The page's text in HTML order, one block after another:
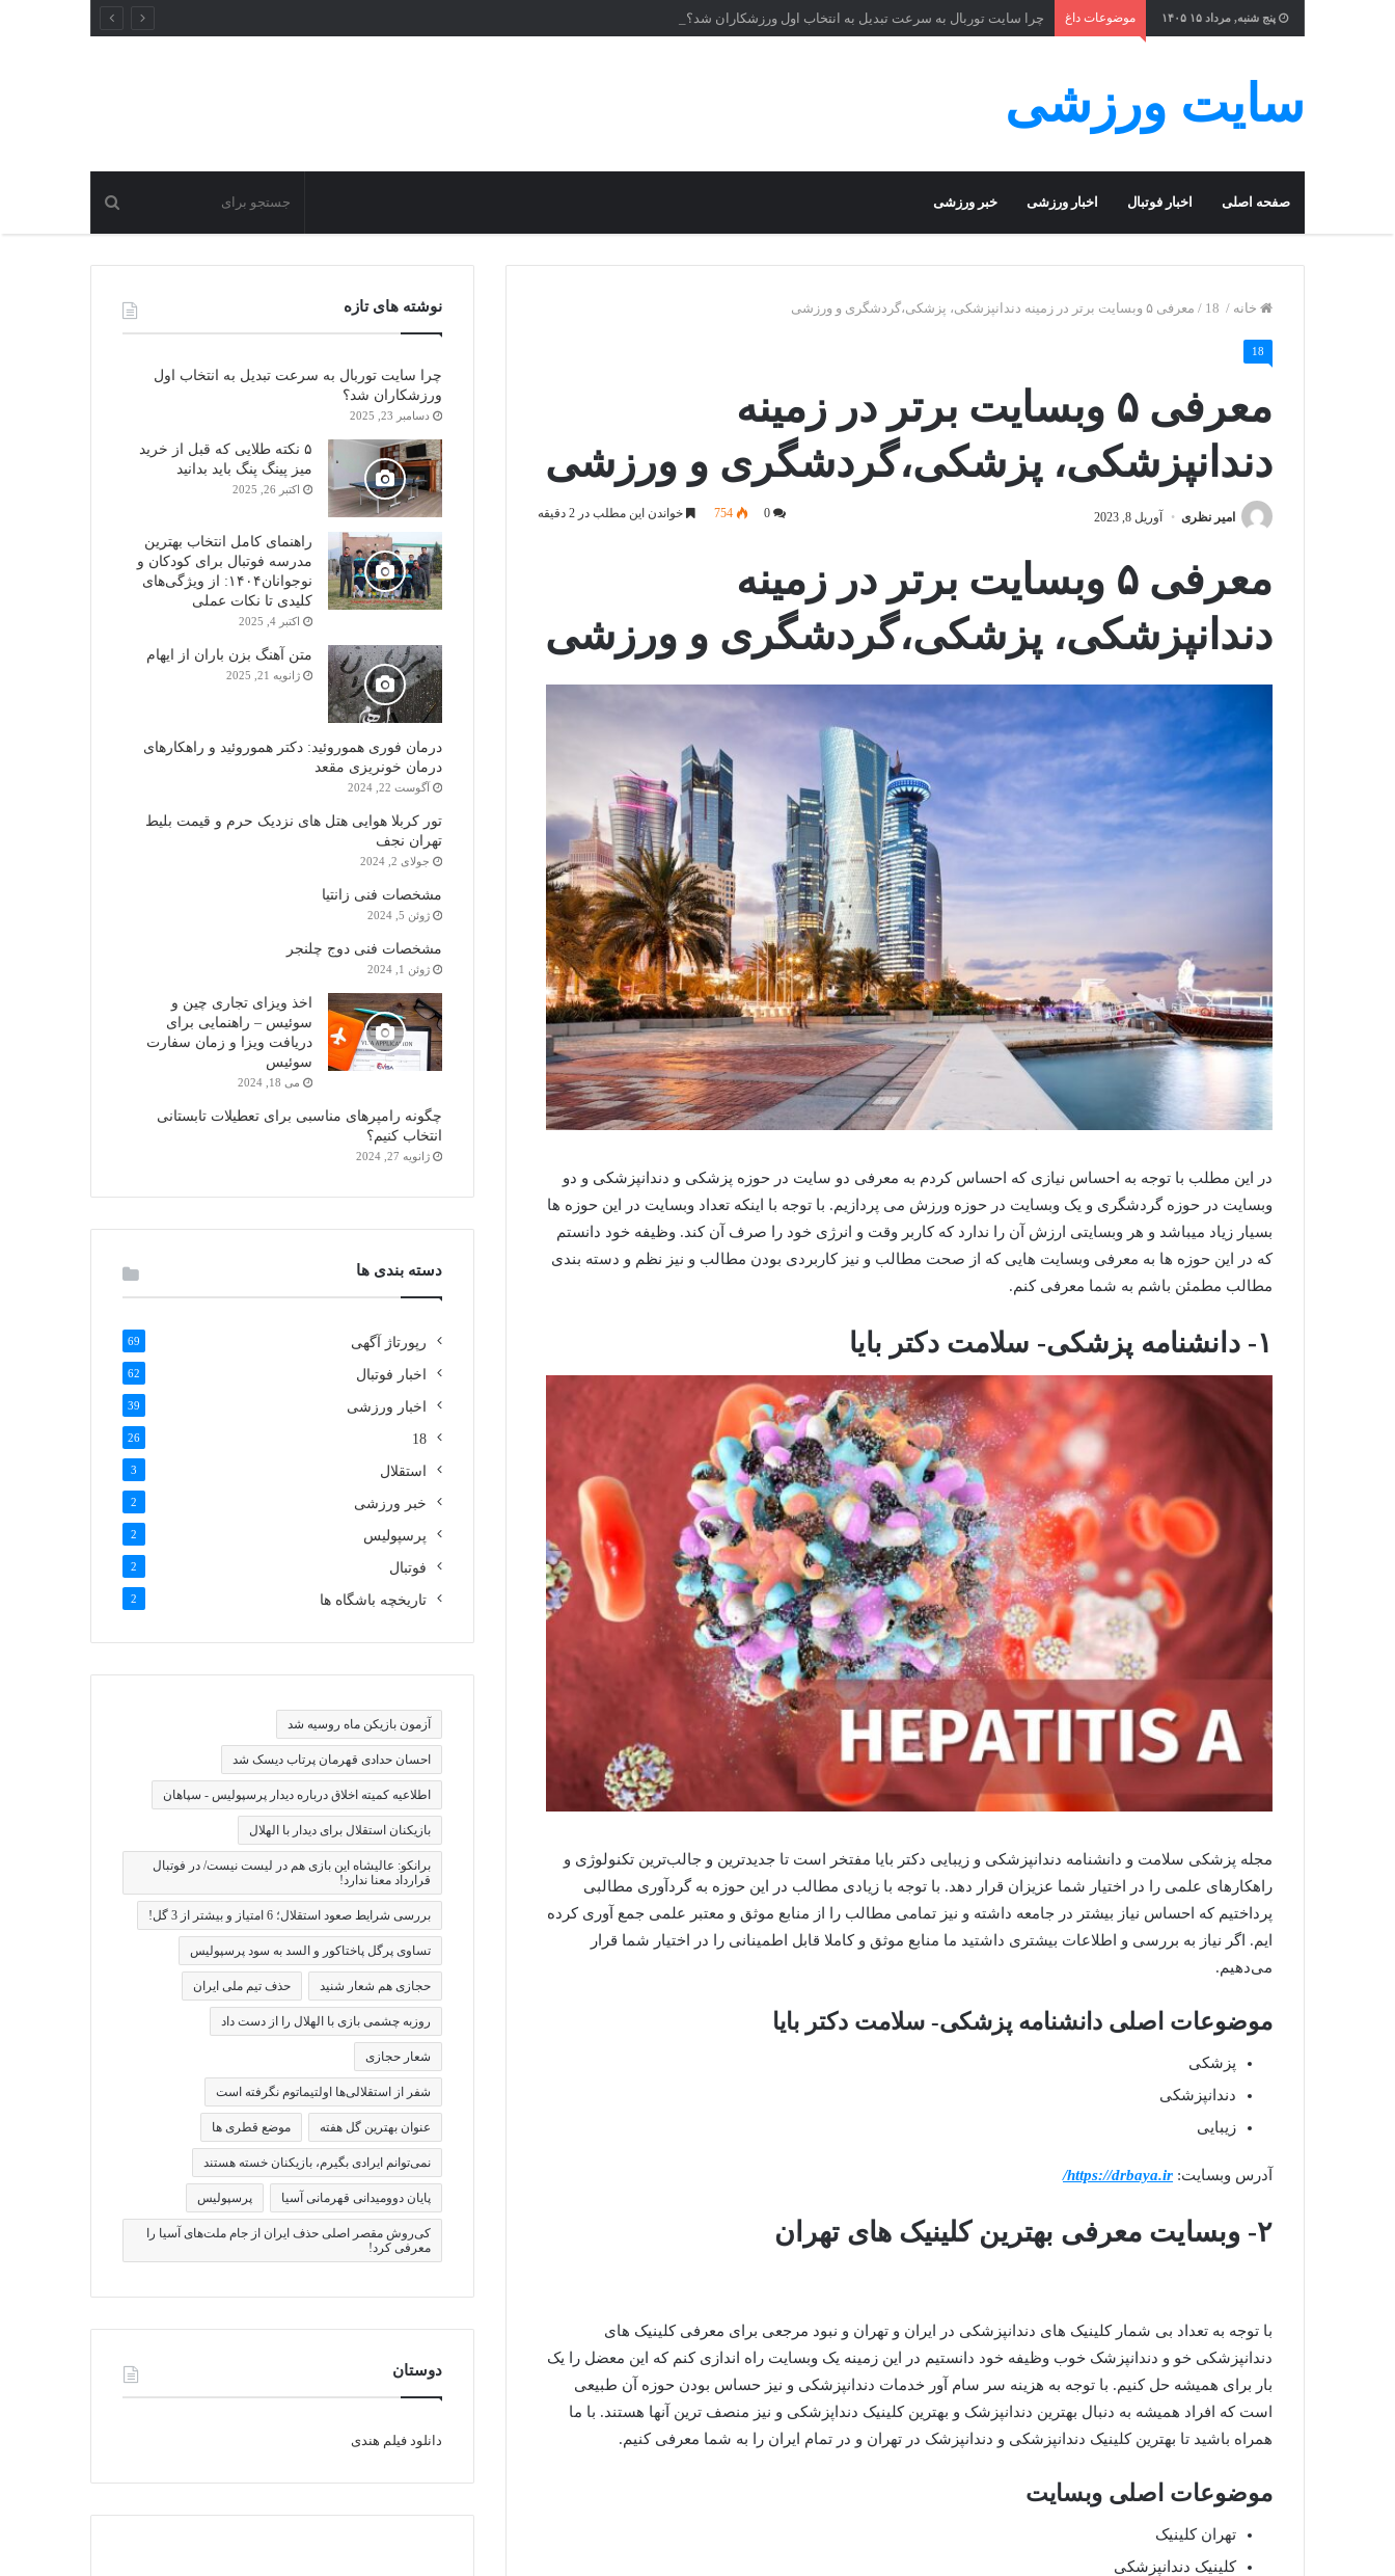
پنج شنبه, مرداد ۱۵ ۱۴۰۵ موضوعات داغ چرا سایت توربال به ‌سرعت تبدیل به انتخاب اول ورزشکاران شد؟
سایت ورزشی
صفحه اصلی اخبار فوتبال اخبار ورزشی خبر ورزشی
خانه /
/ معرفی ۵ وبسایت برتر در زمینه دندانپزشکی، پزشکی،گردشگری و ورزشی
18
معرفی ۵ وبسایت برتر در زمینه
دندانپزشکی، پزشکی،گردشگری و ورزشی
امیر نظری آوریل 8, 2023 754 خواندن این مطلب در 2 دقیقه
معرفی ۵ وبسایت برتر در زمینه
دندانپزشکی، پزشکی،گردشگری و ورزشی
در این مطلب با توجه به احساس نیازی که احساس کردم به معرفی دو سایت در حوزه پزشکی و دندانپزشکی و دو
وبسایت در حوزه گردشگری و یک وبسایت در حوزه ورزش می پردازیم. با توجه با اینکه تعداد وبسایت در این حوزه ها
بسیار زیاد میباشد و هر وبسایتی ارزش آن را ندارد که کاربر وقت و انرژی خود را صرف آن کند. وظیفه خود دانستم
که در این حوزه ها به معرفی وبسایت هایی که از صحت مطالب و نیز کاربردی بودن مطالب و نیز نظم و دسته بندی
مطالب مطمئن باشم به شما معرفی کنم.
۱- دانشنامه پزشکی- سلامت دکتر بایا
مجله پزشکی سلامت و دانشنامه دندانپزشکی و زیبایی دکتر بایا مفتخر است تا جدیدترین و جالب‌ترین تکنولوژی و
راهکارهای علمی را در اختیار شما عزیزان قرار دهد. با توجه با زیادی مطالب در این حوزه به گردآوری مطالبی
پرداختیم که احساس نیاز بیشتر در جامعه داشته و نیز تمامی مطالب را از منابع موثق و معتبر علمی جمع آوری کرده
ایم. اگر نیاز به بررسی و اطلاعات بیشتری داشتید ما منابع موثق و کاملا قابل اطمینانی را در اختیار شما قرار
می‌دهیم.
موضوعات اصلی دانشنامه پزشکی- سلامت دکتر بایا
پزشکی
دندانپزشکی
زیبایی
آدرس وبسایت: https://drbaya.ir/
۲- وبسایت معرفی بهترین کلینیک های تهران
با توجه به تعداد بی شمار کلینیک های دندانپزشکی در ایران و تهران و نبود مرجعی برای معرفی کلینیک های
دندانپزشکی خو و دندانپزشک خوب وظیفه خود دانستیم در این زمینه یک وبسایت راه اندازی کنم که این معضل را یک
بار برای همیشه حل کنیم. با توجه به هزینه سر سام آور خدمات دندانپزشکی و نیز حساس بودن حوزه آن طبیعی
است که افراد همیشه به دنبال بهترین دندانپزشک و بهترین کلینیک دنداپزشکی و نیز منصف ترین آنها هستند. با ما
همراه باشید تا بهترین کلینیک دندانپزشکی و دندانپزشک در تهران و در تمام ایران را به شما معرفی کنیم.
موضوعات اصلی وبسایت
تهران کلینیک
کلینیک دندانپزشکی
نوشته های تازه
چرا سایت توربال به ‌سرعت تبدیل به انتخاب اول
ورزشکاران شد؟
دسامبر 23, 2025
۵ نکته طلایی که قبل از خرید
میز پینگ پنگ باید بدانید
اکتبر 26, 2025
راهنمای کامل انتخاب بهترین
مدرسه فوتبال برای کودکان و
نوجوانان۱۴۰۴: از ویژگی‌های
کلیدی تا نکات عملی
اکتبر 4, 2025
متن آهنگ بزن باران از ایهام
ژانویه 21, 2025
درمان فوری هموروئید: دکتر هموروئید و راهکارهای
درمان خونریزی مقعد
آگوست 22, 2024
تور کربلا هوایی هتل های نزدیک حرم و قیمت بلیط
تهران نجف
جولای 2, 2024
مشخصات فنی زانتیا
ژوئن 5, 2024
مشخصات فنی دوج چلنجر
ژوئن 1, 2024
اخذ ویزای تجاری چین و
سوئیس – راهنمایی برای
دریافت ویزا و زمان سفارت
سوئیس
می 18, 2024
چگونه رامپرهای مناسبی برای تعطیلات تابستانی
انتخاب کنیم؟
ژانویه 27, 2024
دسته بندی ها
رپورتاژ آگهی 69
اخبار فوتبال 62
اخبار ورزشی 39
18
26
استقلال 3
خبر ورزشی 2
پرسپولیس 2
فوتبال 2
تاریخچه باشگاه ها 2
آزمون بازیکن ماه روسیه شد
احسان حدادی قهرمان پرتاب دیسک شد
اطلاعیه کمیته اخلاق درباره دیدار پرسپولیس - سپاهان
بازیکنان استقلال برای دیدار با الهلال
برانکو: عالیشاه این بازی هم در لیست نیست/ در فوتبال
قرارداد معنا ندارد!
بررسی شرایط صعود استقلال؛ 6 امتیاز و بیشتر از 3 گل!
تساوی پرگل پاختاکور و السد به سود پرسپولیس
حجازی هم شعار شنید حذف تیم ملی ایران
روزبه چشمی بازی با الهلال را از دست داد
شعار حجازی
شفر از استقلالی‌ها اولتیماتوم نگرفته است
عنوان بهترین گل هفته موضع قطری ها
نمی‌توانم ایرادی بگیرم، بازیکنان خسته هستند
پایان دوومیدانی قهرمانی آسیا پرسپولیس
کی‌روش مقصر اصلی حذف ایران از جام ملت‌های آسیا را
معرفی کرد!
دوستان
دانلود فیلم هندی